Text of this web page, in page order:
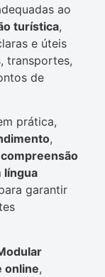
ao
turística,
e úteis
transportes,
de
prática,
,
compreensão
língua
garantir
online,